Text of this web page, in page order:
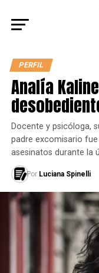
PERFIL
Analía
Docente y psicóloga,
padre excomisario
asesinatos durante la
Por Luciana Spinelli